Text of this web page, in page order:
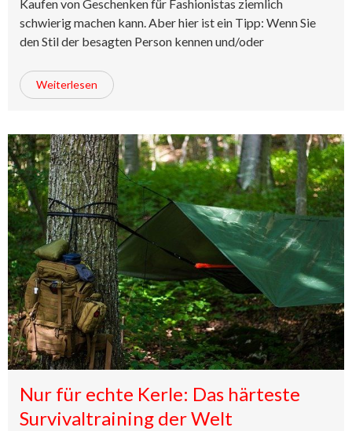
Kaufen von Geschenken für Fashionistas ziemlich
schwierig machen kann. Aber hier ist ein Tipp: Wenn Sie
den Stil der besagten Person kennen und/oder
Weiterlesen
Nur für echte Kerle: Das härteste
Survivaltraining der Welt